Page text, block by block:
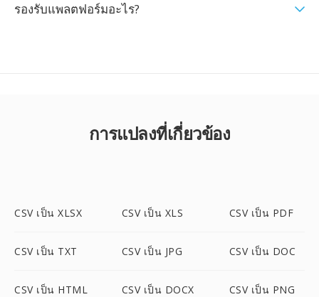
รองรับแพลตฟอร์มอะไร?
การแปลงที่เกี่ยวข้อง
CSV เป็น XLSX CSV เป็น XLS CSV เป็น PDF
CSV เป็น TXT CSV เป็น JPG CSV เป็น DOC
CSV เป็น HTML CSV เป็น DOCX CSV เป็น PNG